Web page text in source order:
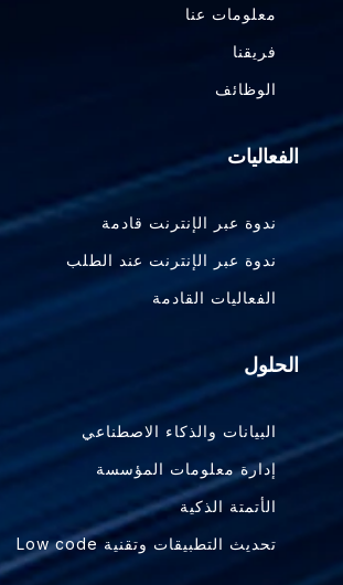
معلومات عنا
فريقنا
الوظائف
الفعاليات
ندوة عبر الإنترنت قادمة
ندوة عبر الإنترنت عند الطلب
الفعاليات القادمة
الحلول
البيانات والذكاء الاصطناعي
إدارة معلومات المؤسسة
الأتمتة الذكية
تحديث التطبيقات وتقنية Low code